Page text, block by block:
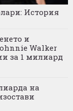
История
и
Walker
за 1 милиард
на